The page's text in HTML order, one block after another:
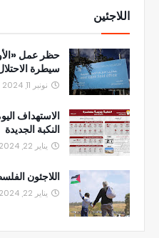
اللاجئين
حظر عمل
سيطرة
نونبر 11, 2024
الاستهداف
النكبة الجديدة
يناير 22, 2024
اللاجئون
يناير 22, 2024